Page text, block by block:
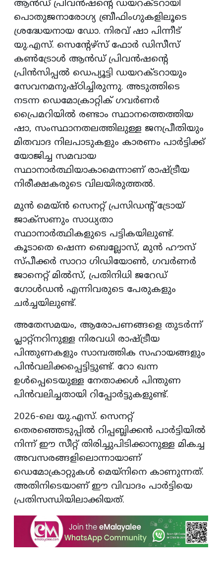
ആൻഡ് പ്രിവൻഷന്റെ ഡയറക്ടറായി
പൊതുജനാരോഗ്യ ബ്രീഫിംഗുകളിലൂടെ
ശ്രദ്ധേയനായ ഡോ. നിരവ് ഷാ പിന്നീട്
യു.എസ്. സെന്റേഴ്സ് ഫോർ ഡിസീസ്
കൺട്രോൾ ആൻഡ് പ്രിവൻഷന്റെ
പ്രിൻസിപ്പൽ ഡെപ്യൂട്ടി ഡയറക്ടറായും
സേവനമനുഷ്ഠിച്ചിരുന്നു. അടുത്തിടെ
നടന്ന ഡെമോക്രാറ്റിക് ഗവർണർ
പ്രൈമറിയിൽ രണ്ടാം സ്ഥാനത്തെത്തിയ
ഷാ, സംസ്ഥാനതലത്തിലുള്ള ജനപ്രീതിയും
മിതവാദ നിലപാടുകളും കാരണം പാർട്ടിക്ക്
യോജിച്ച സമവായ
സ്ഥാനാർത്ഥിയാകാമെന്നാണ് രാഷ്ട്രീയ
നിരീക്ഷകരുടെ വിലയിരുത്തൽ.
മുൻ മെയ്ൻ സെനറ്റ് പ്രസിഡന്റ് ട്രോയ്
ജാക്സണും സാധ്യതാ
സ്ഥാനാർത്ഥികളുടെ പട്ടികയിലുണ്ട്.
കൂടാതെ ഷെന്ന ബെല്ലോസ്, മുൻ ഹൗസ്
സ്പീക്കർ സാറാ ഗിഡിയോൺ, ഗവർണർ
ജാനെറ്റ് മിൽസ്, പ്രതിനിധി ജറേഡ്
ഗോൾഡൻ എന്നിവരുടെ പേരുകളും
ചർച്ചയിലുണ്ട്.
അതേസമയം, ആരോപണങ്ങളെ തുടർന്ന്
പ്ലാറ്റ്നറിനുള്ള നിരവധി രാഷ്ട്രീയ
പിന്തുണകളും സാമ്പത്തിക സഹായങ്ങളും
പിൻവലിക്കപ്പെട്ടിട്ടുണ്ട്. റോ ഖന്ന
ഉൾപ്പെടെയുള്ള നേതാക്കൾ പിന്തുണ
പിൻവലിച്ചതായി റിപ്പോർട്ടുകളുണ്ട്.
2026-ലെ യു.എസ്. സെനറ്റ്
തെരഞ്ഞെടുപ്പിൽ റിപ്പബ്ലിക്കൻ പാർട്ടിയിൽ
നിന്ന് ഈ സീറ്റ് തിരിച്ചുപിടിക്കാനുള്ള മികച്ച
അവസരങ്ങളിലൊന്നായാണ്
ഡെമോക്രാറ്റുകൾ മെയ്‌നിനെ കാണുന്നത്.
അതിനിടെയാണ് ഈ വിവാദം പാർട്ടിയെ
പ്രതിസന്ധിയിലാക്കിയത്.